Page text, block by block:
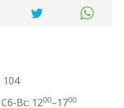
104
Сб-Вс: 1200–1700